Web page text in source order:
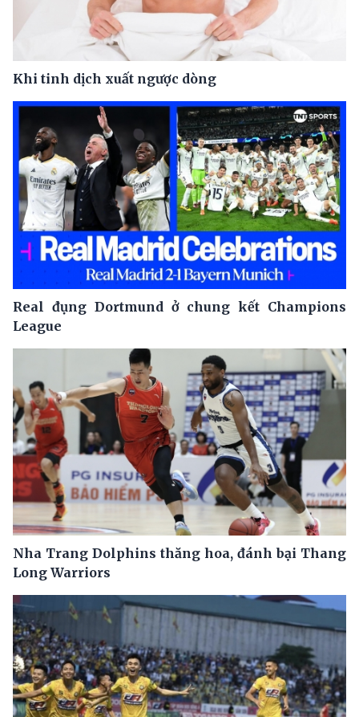
Khi tinh dịch xuất ngược dòng
Real đụng Dortmund ở chung kết Champions
League
Nha Trang Dolphins thăng hoa, đánh bại Thang
Long Warriors